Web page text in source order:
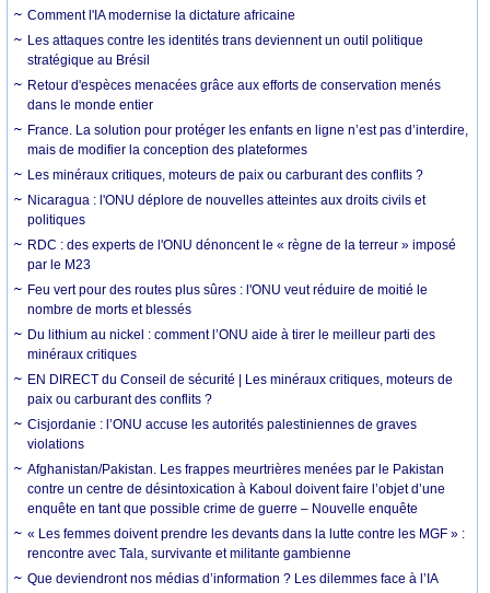
Comment l'IA modernise la dictature africaine
Les attaques contre les identités trans deviennent un outil politique
stratégique au Brésil
Retour d'espèces menacées grâce aux efforts de conservation menés
dans le monde entier
France. La solution pour protéger les enfants en ligne n’est pas d’interdire,
mais de modifier la conception des plateformes
Les minéraux critiques, moteurs de paix ou carburant des conflits ?
Nicaragua : l'ONU déplore de nouvelles atteintes aux droits civils et
politiques
RDC : des experts de l'ONU dénoncent le « règne de la terreur » imposé
par le M23
Feu vert pour des routes plus sûres : l'ONU veut réduire de moitié le
nombre de morts et blessés
Du lithium au nickel : comment l’ONU aide à tirer le meilleur parti des
minéraux critiques
EN DIRECT du Conseil de sécurité | Les minéraux critiques, moteurs de
paix ou carburant des conflits ?
Cisjordanie : l’ONU accuse les autorités palestiniennes de graves
violations
Afghanistan/Pakistan. Les frappes meurtrières menées par le Pakistan
contre un centre de désintoxication à Kaboul doivent faire l’objet d’une
enquête en tant que possible crime de guerre – Nouvelle enquête
« Les femmes doivent prendre les devants dans la lutte contre les MGF » :
rencontre avec Tala, survivante et militante gambienne
Que deviendront nos médias d’information ? Les dilemmes face à l’IA